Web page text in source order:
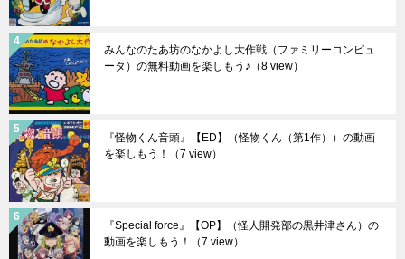
みんなのたあ坊のなかよし大作戦（ファミリーコンピュ
ータ）の無料動画を楽しもう♪ （8 view）
『怪物くん音頭』【ED】（怪物くん（第1作））の動画
を楽しもう！
（7 view）
『Special force』【OP】（怪人開発部の黒井津さん）の
動画を楽しもう！
（7 view）